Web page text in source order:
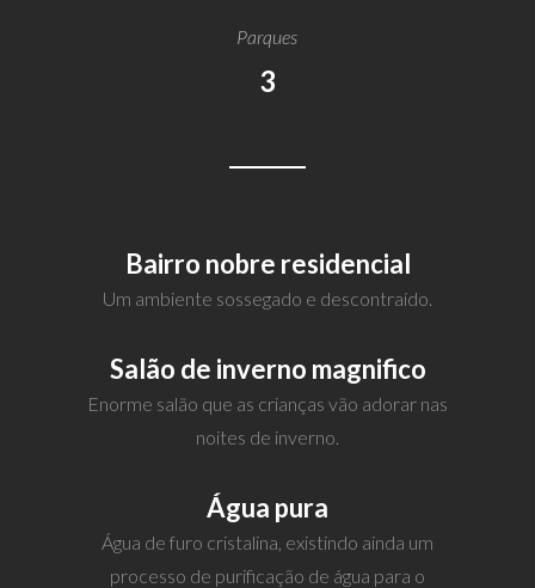
Parques
3
Bairro nobre residencial
Um ambiente sossegado e descontraído.
Salão de inverno magnifico
Enorme salão que as crianças vão adorar nas
noites de inverno.
Água pura
Água de furo cristalina, existindo ainda um
processo de purificação de água para o